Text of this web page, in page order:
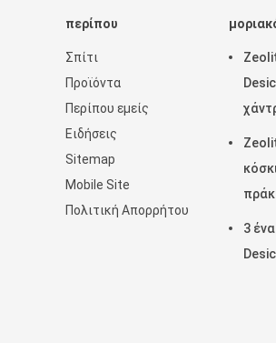
περίπου
Σπίτι
Προϊόντα
Περίπου εμείς
Ειδήσεις
Sitemap
Mobile Site
Πολιτική Απορρήτου
3